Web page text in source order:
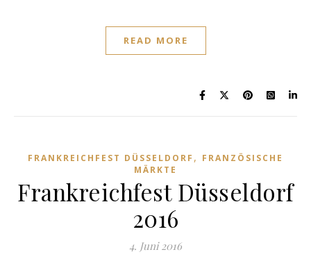
READ MORE
FRANKREICHFEST DÜSSELDORF , FRANZÖSISCHE
MÄRKTE
Frankreichfest Düsseldorf
2016
4. Juni 2016